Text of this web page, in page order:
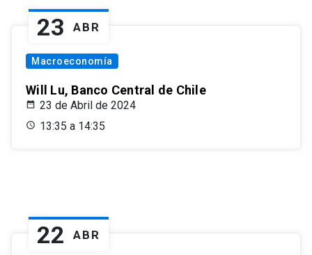
23 ABR
Macroeconomía
Will Lu, Banco Central de Chile
23 de Abril de 2024
13:35 a 14:35
22 ABR